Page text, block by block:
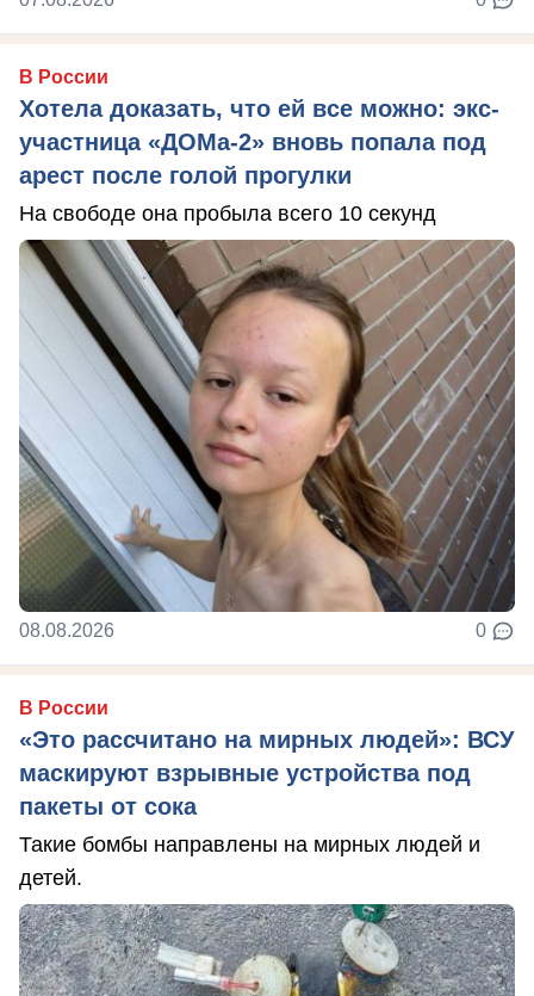
В России
Хотела доказать, что ей все можно: экс-
участница «ДОМа-2» вновь попала под
арест после голой прогулки
На свободе она пробыла всего 10 секунд
08.08.2026 0
В России
«Это рассчитано на мирных людей»: ВСУ
маскируют взрывные устройства под
пакеты от сока
Такие бомбы направлены на мирных людей и
детей.